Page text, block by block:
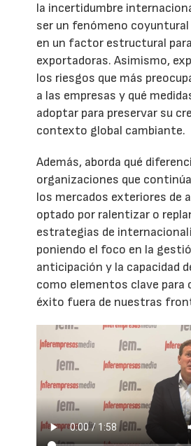
la incertidumbre
ser un fenómeno
en un factor estructural
exportadoras. Asimismo,
los riesgos que más
a las empresas y qué
adoptar para preservar su
contexto global cambiante.
Además, aborda qué
organizaciones que
los mercados exteriores de
optado por ralentizar o
estrategias de
poniendo el foco en la
anticipación y la capacidad
como elementos clave para
éxito fuera de nuestras